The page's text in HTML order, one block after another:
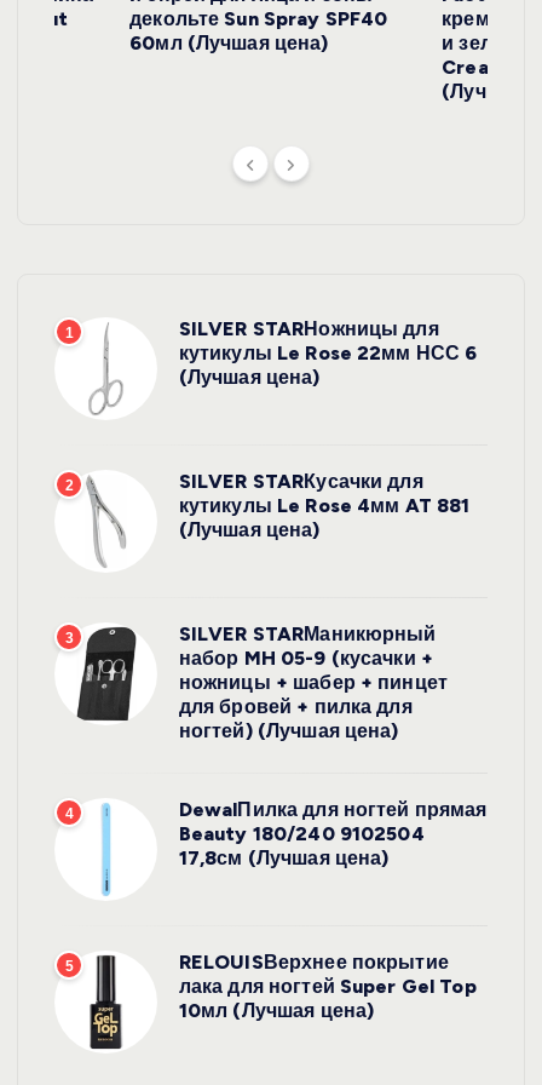
й
декольте Sun Spray SPF40
60мл (Лучшая цена)
крем с
и
Cream
(Лучшая
1
SILVER STARНожницы для
кутикулы Le Rose 22мм НСС 6
(Лучшая цена)
2
SILVER STARКусачки для
кутикулы Le Rose 4мм AT 881
(Лучшая цена)
3
SILVER STARМаникюрный
набор MH 05-9 (кусачки +
ножницы + шабер + пинцет
для бровей + пилка для
ногтей) (Лучшая цена)
4
DewalПилка для ногтей прямая
Beauty 180/240 9102504
17,8см (Лучшая цена)
5
RELOUISВерхнее покрытие
лака для ногтей Super Gel Top
10мл (Лучшая цена)